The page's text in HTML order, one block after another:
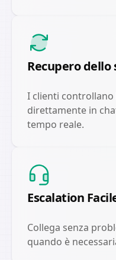
Recupero
I clienti
direttamente in
tempo reale.
Escalation
Collega senza
quando è